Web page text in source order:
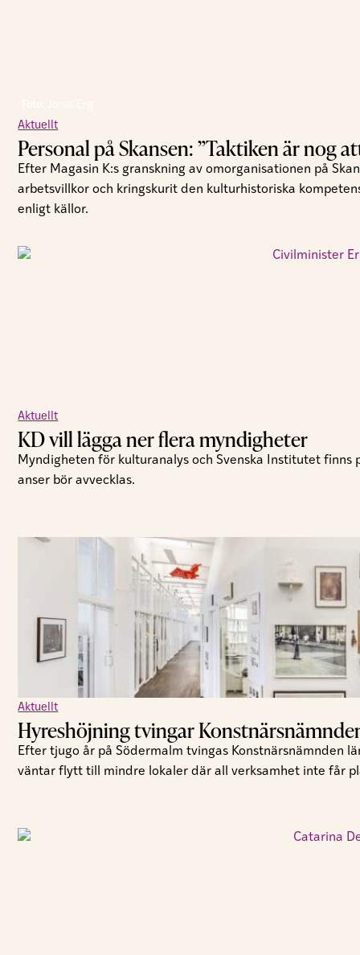
Aktuellt
Personal på Skansen: ”Taktiken är nog
Efter Magasin K:s granskning av omorganisationen på
arbetsvillkor och kringskurit den kulturhistoriska
enligt källor.
Aktuellt
KD vill lägga ner flera myndigheter
Myndigheten för kulturanalys och Svenska Institutet
anser bör avvecklas.
Aktuellt
Hyreshöjning tvingar
Efter tjugo år på Södermalm tvingas Konstnärsnämnden
väntar flytt till mindre lokaler där all verksamhet inte får